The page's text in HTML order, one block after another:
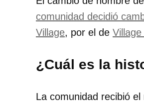
comunidad decidió
Village, por el de
¿Cuál es la
La comunidad recibió